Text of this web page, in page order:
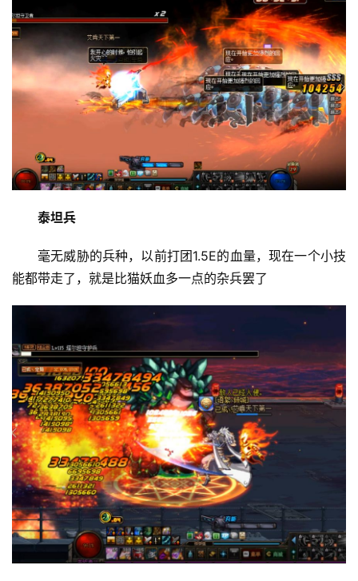
泰坦兵
毫无威胁的兵种，以前打团1.5E的血量，现在一个小技
能都带走了，就是比猫妖血多一点的杂兵罢了